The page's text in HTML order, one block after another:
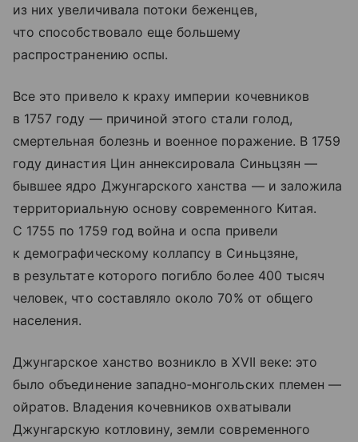
из них увеличивала потоки беженцев,
что способствовало еще большему
распространению оспы.
Все это привело к краху империи кочевников
в 1757 году — причиной этого стали голод,
смертельная болезнь и военное поражение. В 1759
году династия Цин аннексировала Синьцзян —
бывшее ядро Джунгарского ханства — и заложила
территориальную основу современного Китая.
С 1755 по 1759 год война и оспа привели
к демографическому коллапсу в Синьцзяне,
в результате которого погибло более 400 тысяч
человек, что составляло около 70% от общего
населения.
Джунгарское ханство возникло в XVII веке: это
было объединение западно‑монгольских племен —
ойратов. Владения кочевников охватывали
Джунгарскую котловину, земли современного